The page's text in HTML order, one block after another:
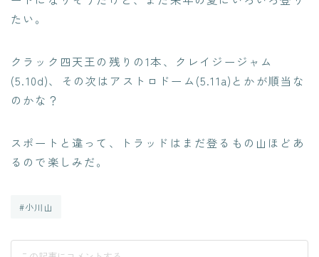
たい。
クラック四天王の残りの1本、クレイジージャム
(5.10d)、その次はアストロドーム(5.11a)とかが順当な
のかな？
スポートと違って、トラッドはまだ登るもの山ほどあ
るので楽しみだ。
#小川山